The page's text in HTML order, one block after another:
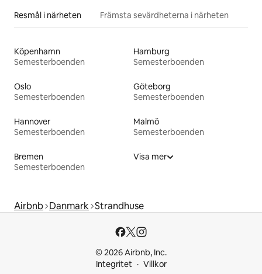
Resmål i närheten Främsta sevärdheterna i närheten
Köpenhamn
Semesterboenden
Hamburg
Semesterboenden
Oslo
Semesterboenden
Göteborg
Semesterboenden
Hannover
Semesterboenden
Malmö
Semesterboenden
Bremen
Semesterboenden
Visa mer
Airbnb Danmark Strandhuse
© 2026 Airbnb, Inc.
Integritet
Villkor